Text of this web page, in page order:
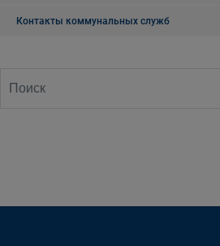
Контакты коммунальных служб